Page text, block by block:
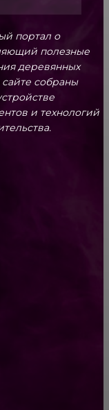
портал о
полезные
деревянных
собраны
и технологий